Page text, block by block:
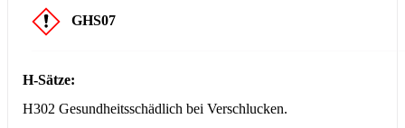
GHS07
H-Sätze:
H302 Gesundheitsschädlich bei Verschlucken.